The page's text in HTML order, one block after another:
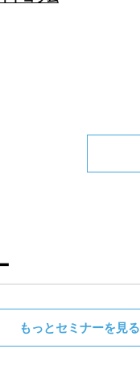
もっとセミナーを見る